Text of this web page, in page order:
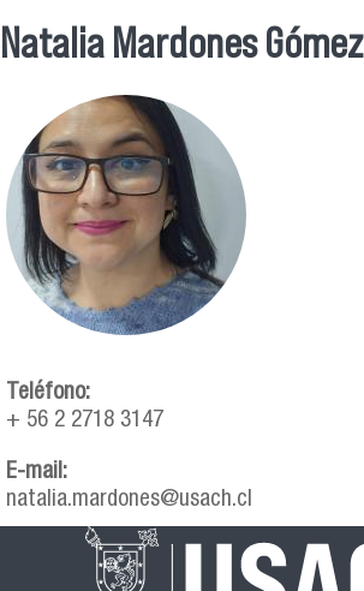
Natalia Mardones Gómez
Teléfono:
+ 56 2 2718 3147
E-mail:
natalia.mardones@usach.cl